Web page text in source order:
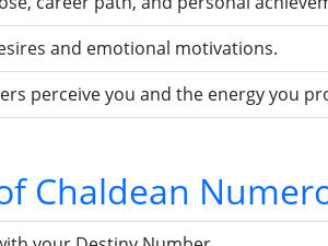
and emotional motivations.
perceive you and the energy you
Chaldean